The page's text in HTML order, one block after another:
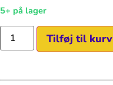
5+ på lager
Tilføj til kurv